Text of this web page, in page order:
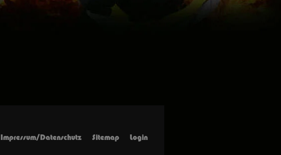
Impressum/Datenschutz Sitemap Login